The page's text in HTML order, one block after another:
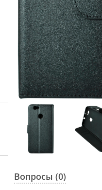
Вопросы (0)